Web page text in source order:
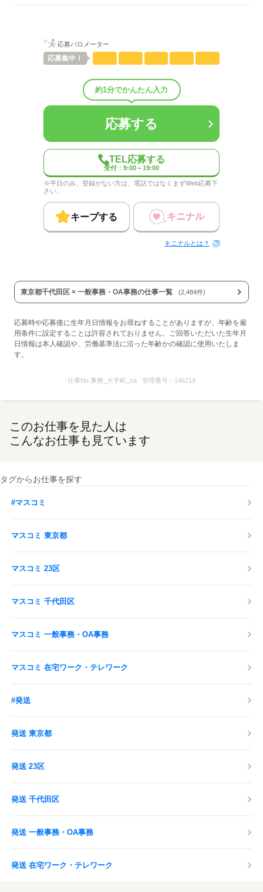
しずか
男女比
その他
応募する
応募バロメーター
応募集中！
約1分でかんたん入力
応募する
TEL応募する
受付：9:00～19:00
※平日のみ。登録がない方は、電話ではなくまずWeb応募下
さい。
キープする キニナル
キニナルとは？
東京都千代田区 × 一般事務・OA事務の仕事一覧 (2,484件)
応募時や応募後に生年月日情報をお尋ねすることがありますが、年齢を雇
用条件に設定することは許容されておりません。ご回答いただいた生年月
日情報は本人確認や、労働基準法に沿った年齢かの確認に使用いたしま
す。
仕事No. 事務_大手町_za 管理番号： 146219
このお仕事を見た人は
こんなお仕事も見ています
タグからお仕事を探す
#マスコミ
マスコミ 東京都
マスコミ 23区
マスコミ 千代田区
マスコミ 一般事務・OA事務
マスコミ 在宅ワーク・テレワーク
#発送
発送 東京都
発送 23区
発送 千代田区
発送 一般事務・OA事務
発送 在宅ワーク・テレワーク